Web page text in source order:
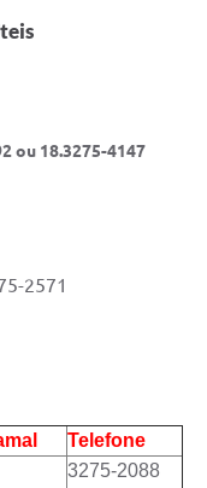
ou 18.3275-4147
2571
Telefone
3275-2088